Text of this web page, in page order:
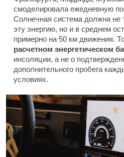
смоделировала ежедневную
Солнечная система должна не
эту энергию, но и в среднем
примерно на 50 км движения.
расчетном энергетическом
инсоляции, а не о
дополнительного пробега
условиях.